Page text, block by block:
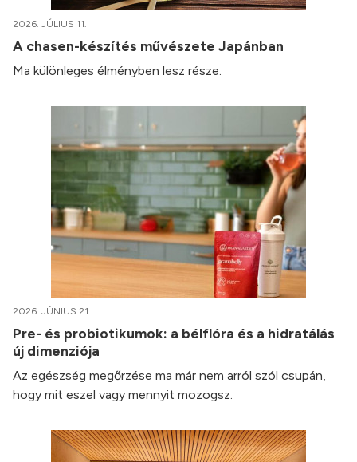
2026. JÚLIUS 11.
A chasen-készítés művészete Japánban
Ma különleges élményben lesz része.
2026. JÚNIUS 21.
Pre- és probiotikumok: a bélflóra és a hidratálás
új dimenziója
Az egészség megőrzése ma már nem arról szól csupán,
hogy mit eszel vagy mennyit mozogsz.